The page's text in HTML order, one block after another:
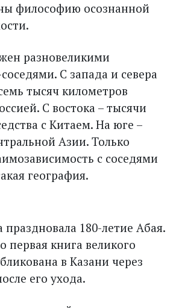
философию осознанной
разновеликими
С запада и севера
тысяч километров
С востока – тысячи
с Китаем. На юге –
Азии. Только
с соседями
география.
180-летие Абая.
книга великого
в Казани через
его ухода.